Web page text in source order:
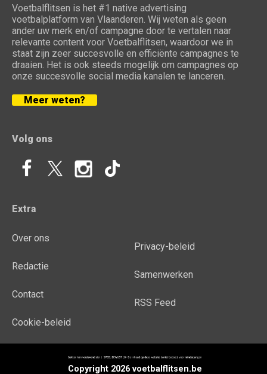
Voetbalflitsen is het #1 native advertising
voetbalplatform van Vlaanderen. Wij weten als geen
ander uw merk en/of campagne door te vertalen naar
relevante content voor Voetbalflitsen, waardoor we in
staat zijn zeer succesvolle en efficiënte campagnes te
draaien. Het is ook steeds mogelijk om campagnes op
onze succesvolle social media kanalen te lanceren.
Meer weten?
Volg ons
Extra
Over ons
Redactie
Contact
Cookie-beleid
Privacy-beleid
Samenwerken
RSS Feed
Copyright 2026 voetbalflitsen.be